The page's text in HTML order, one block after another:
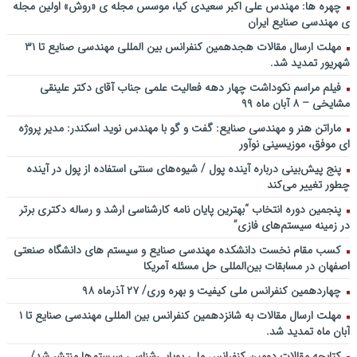
ملی توسعه مدیریت پولی و بانکی
بهمن ماه ۹۲
چهره ها: مهندس علی اکبر سعیدی کیا، موسس مجله ی «روش» اولین مجله
ی مهندسی صنایع ایران
مهلت ارسال مقالات هجدهمین کنفرانس بین المللی مهندسی صنایع تا ۳۱
شهریور تمدید شد.
فیلم مراسم نکوداشت چهار دهه فعالیت علمی جناب آقای دکتر علینقی
مشایخی – ۸ آبان ماه ۹۹
ماراتن هنر و مهندسی صنایع: گفت و گو با مهندس نوید اسکندر: مدیر پروژه
ای موفق، موزیسینی نوآور
پنج پیش‌بینی درباره آینده پول / شیوه‌های سنتی استفاده از پول در آینده
چطور تغییر می‌کند
پنجمین دورۀ انتخاب “بهترین پایان ­نامه کارشناسی­ ارشد و رساله دکتری برتر
در زمینه سیستم‌های فازی”
کسب مقام نخست دانشکده مهندسی صنایع و سیستم های دانشگاه صنعتی
اصفهان در مسابقات بین‌المللی حل مسئله آمریکا
چهاردهمین کنفرانس ملی کیفیت و بهره وری/ ۲۷ آذرماه ۹۸
مهلت ارسال مقالات به شانزدهمین کنفرانس بین المللی مهندسی صنایع تا ۱
آبان ماه تمدید شد.